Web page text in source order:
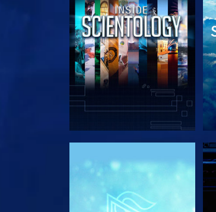
DÉCOUVRIR LES SÉRIES